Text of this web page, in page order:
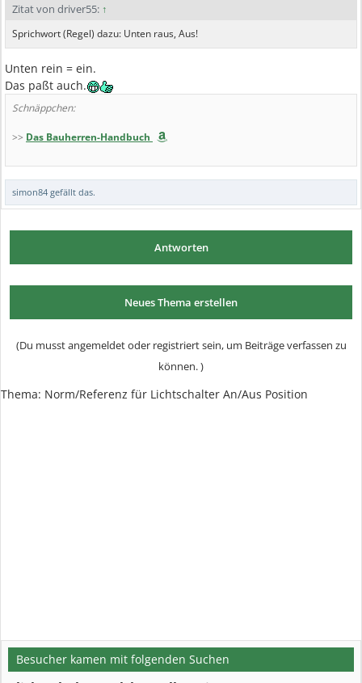
Zitat von driver55: ↑
Sprichwort (Regel) dazu: Unten raus, Aus!
Unten rein = ein.
Das paßt auch.
Schnäppchen:
>> Das Bauherren-Handbuch
simon84 gefällt das.
Antworten
Neues Thema erstellen
(Du musst angemeldet oder registriert sein, um Beiträge verfassen zu
können. )
Thema: Norm/Referenz für Lichtschalter An/Aus Position
Besucher kamen mit folgenden Suchen